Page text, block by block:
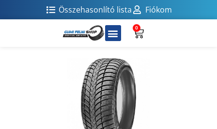
Összehasonlító lista Fiókom
0